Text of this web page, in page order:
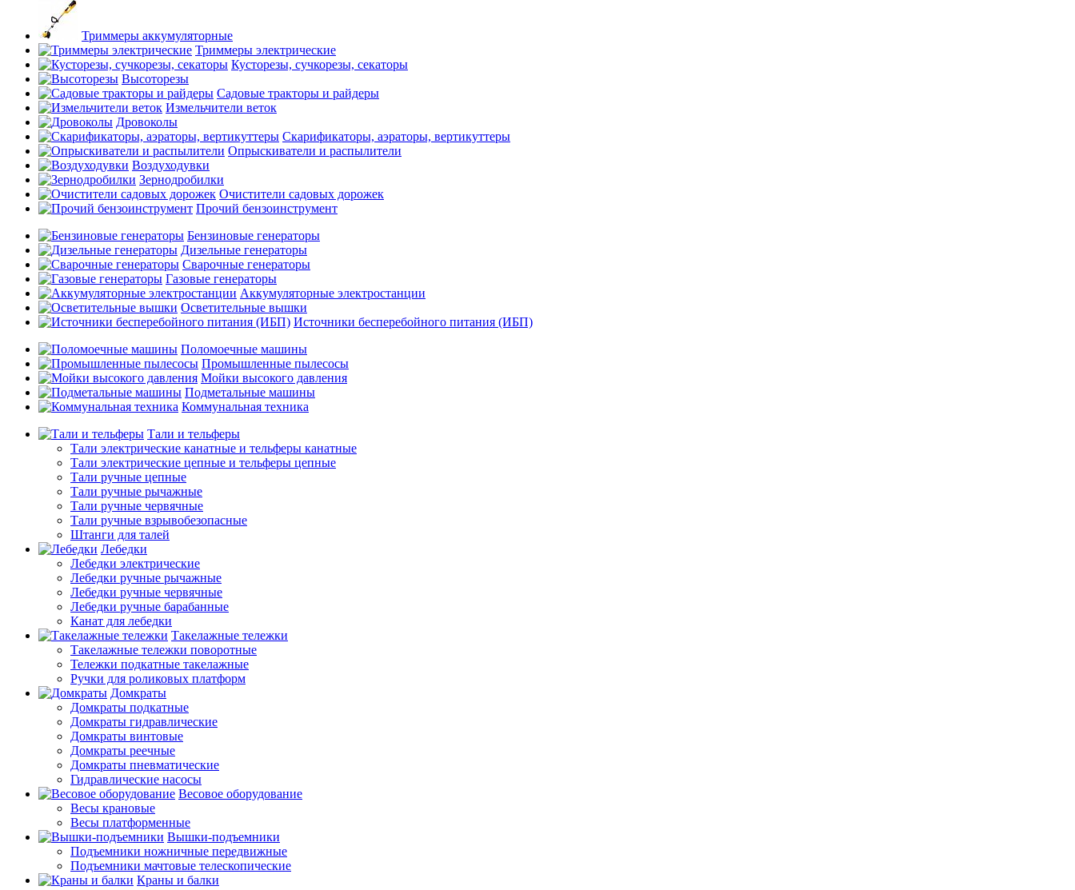
Триммеры аккумуляторные
Триммеры электрические
Кусторезы, сучкорезы, секаторы
Высоторезы
Садовые тракторы и райдеры
Измельчители веток
Дровоколы
Скарификаторы, аэраторы, вертикуттеры
Опрыскиватели и распылители
Воздуходувки
Зернодробилки
Очистители садовых дорожек
Прочий бензоинструмент
Бензиновые генераторы
Дизельные генераторы
Сварочные генераторы
Газовые генераторы
Аккумуляторные электростанции
Осветительные вышки
Источники бесперебойного питания (ИБП)
Поломоечные машины
Промышленные пылесосы
Мойки высокого давления
Подметальные машины
Коммунальная техника
Тали и тельферы
Тали электрические канатные и тельферы канатные
Тали электрические цепные и тельферы цепные
Тали ручные цепные
Тали ручные рычажные
Тали ручные червячные
Тали ручные взрывобезопасные
Штанги для талей
Лебедки
Лебедки электрические
Лебедки ручные рычажные
Лебедки ручные червячные
Лебедки ручные барабанные
Канат для лебедки
Такелажные тележки
Такелажные тележки поворотные
Тележки подкатные такелажные
Ручки для роликовых платформ
Домкраты
Домкраты подкатные
Домкраты гидравлические
Домкраты винтовые
Домкраты реечные
Домкраты пневматические
Гидравлические насосы
Весовое оборудование
Весы крановые
Весы платформенные
Вышки-подъемники
Подъемники ножничные передвижные
Подъемники мачтовые телескопические
Краны и балки